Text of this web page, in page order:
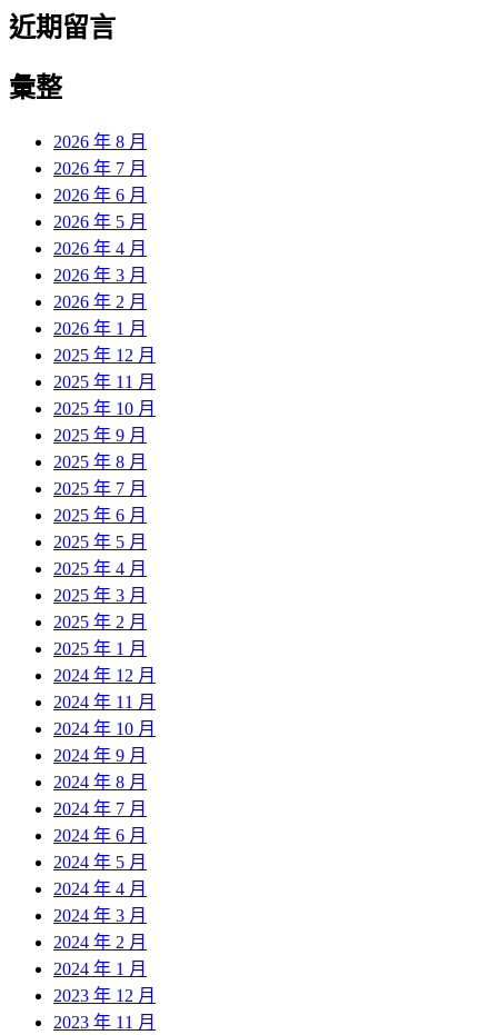
近期留言
彙整
2026 年 8 月
2026 年 7 月
2026 年 6 月
2026 年 5 月
2026 年 4 月
2026 年 3 月
2026 年 2 月
2026 年 1 月
2025 年 12 月
2025 年 11 月
2025 年 10 月
2025 年 9 月
2025 年 8 月
2025 年 7 月
2025 年 6 月
2025 年 5 月
2025 年 4 月
2025 年 3 月
2025 年 2 月
2025 年 1 月
2024 年 12 月
2024 年 11 月
2024 年 10 月
2024 年 9 月
2024 年 8 月
2024 年 7 月
2024 年 6 月
2024 年 5 月
2024 年 4 月
2024 年 3 月
2024 年 2 月
2024 年 1 月
2023 年 12 月
2023 年 11 月